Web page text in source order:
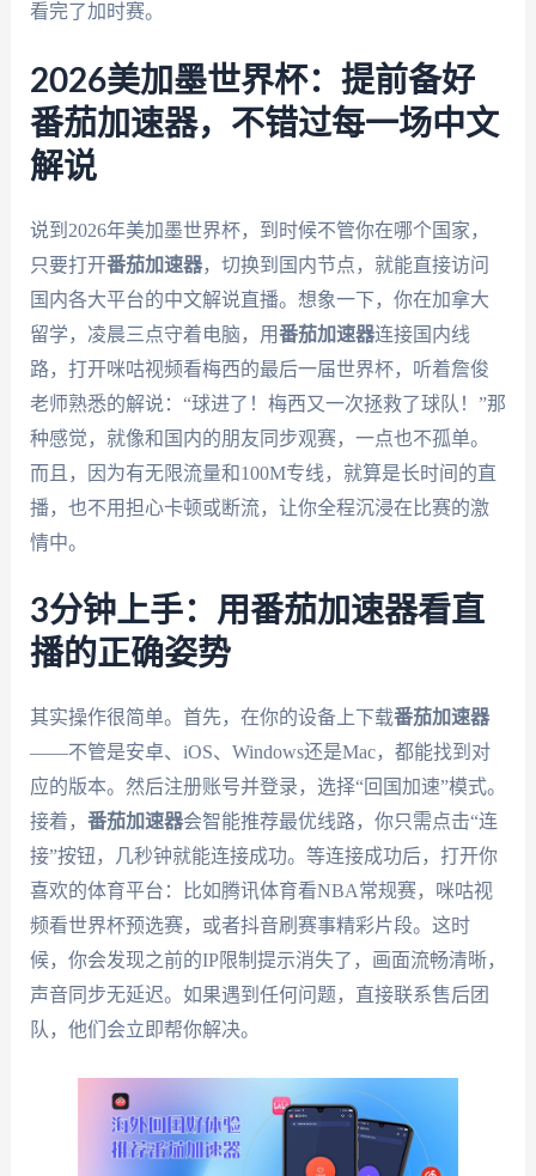
看完了加时赛。
2026美加墨世界杯：提前备好
番茄加速器，不错过每一场中文
解说
说到2026年美加墨世界杯，到时候不管你在哪个国家，
只要打开番茄加速器，切换到国内节点，就能直接访问
国内各大平台的中文解说直播。想象一下，你在加拿大
留学，凌晨三点守着电脑，用番茄加速器连接国内线
路，打开咪咕视频看梅西的最后一届世界杯，听着詹俊
老师熟悉的解说：“球进了！梅西又一次拯救了球队！”那
种感觉，就像和国内的朋友同步观赛，一点也不孤单。
而且，因为有无限流量和100M专线，就算是长时间的直
播，也不用担心卡顿或断流，让你全程沉浸在比赛的激
情中。
3分钟上手：用番茄加速器看直
播的正确姿势
其实操作很简单。首先，在你的设备上下载番茄加速器
——不管是安卓、iOS、Windows还是Mac，都能找到对
应的版本。然后注册账号并登录，选择“回国加速”模式。
接着， 番茄加速器会智能推荐最优线路，你只需点击“连
接”按钮，几秒钟就能连接成功。等连接成功后，打开你
喜欢的体育平台：比如腾讯体育看NBA常规赛，咪咕视
频看世界杯预选赛，或者抖音刷赛事精彩片段。这时
候，你会发现之前的IP限制提示消失了，画面流畅清晰，
声音同步无延迟。如果遇到任何问题，直接联系售后团
队，他们会立即帮你解决。